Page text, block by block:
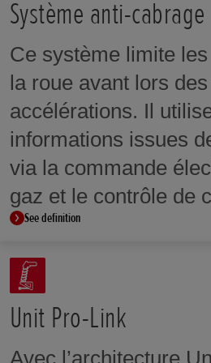
séquentielle.
Système anti-cabrage
Ce système limite
la roue avant lors
accélérations. Il
informations issues
via la commande
gaz et le contrôle de
pour diminuer le
éviter les délestages
certains modèles, le
contrôle anti-cabrage
See definition
Unit Pro-Link
Avec l’architecture